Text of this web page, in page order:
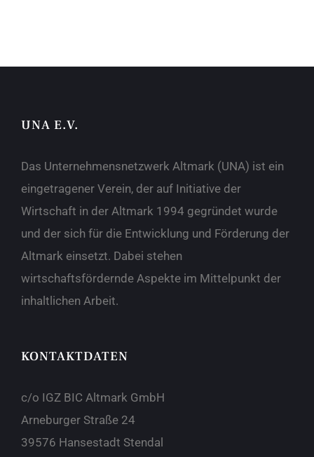
UNA E.V.
Das Unternehmensnetzwerk Altmark (UNA) ist ein
eingetragener Verein, der auf Initiative der
Wirtschaft in der Altmark 1994 gegründet wurde
und der sich für die Entwicklung und Förderung der
Altmark einsetzt. Dabei stehen
wirtschaftsfördernde Aspekte im Mittelpunkt der
inhaltlichen Arbeit.
KONTAKTDATEN
c/o IGZ BIC Altmark GmbH
Arneburger Straße 24
39576 Hansestadt Stendal